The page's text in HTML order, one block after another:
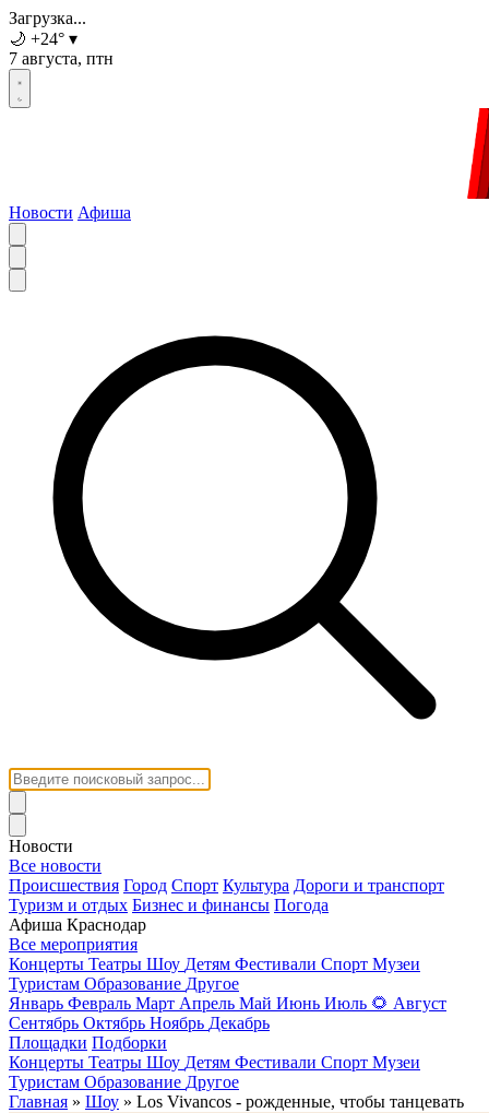
Загрузка...
🌙 +24° ▾
7 августа, птн
Новости Афиша
Новости
Все новости
Происшествия Город Спорт Культура Дороги и транспорт
Туризм и отдых Бизнес и финансы Погода
Афиша Краснодар
Все мероприятия
Концерты Театры Шоу Детям Фестивали Спорт Музеи
Туристам Образование Другое
Январь Февраль Март Апрель Май Июнь Июль 🌻 Август
Сентябрь Октябрь Ноябрь Декабрь
Площадки Подборки
Концерты Театры Шоу Детям Фестивали Спорт Музеи
Туристам Образование Другое
Главная » Шоу » Los Vivancos - рожденные, чтобы танцевать